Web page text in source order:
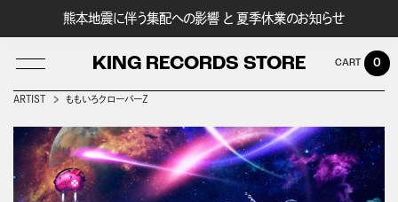
熊本地震に伴う集配への影響 と 夏季休業のお知らせ
KING RECORDS STORE
LOG IN
0
ARTIST ももいろクローバーＺ